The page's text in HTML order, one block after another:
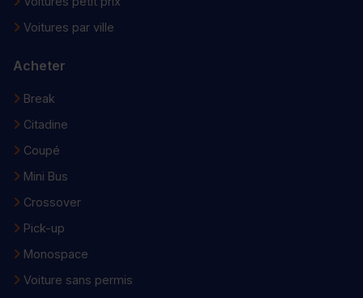
Voitures par ville
Acheter
Break
Citadine
Coupé
Mini Bus
Crossover
Pick-up
Monospace
Voiture sans permis